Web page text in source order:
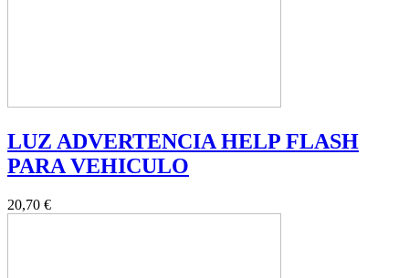
LUZ ADVERTENCIA HELP FLASH
PARA VEHICULO
20,70 €